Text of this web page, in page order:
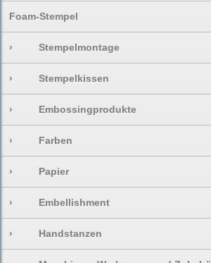
Foam-Stempel
› Stempelmontage
› Stempelkissen
› Embossingprodukte
› Farben
› Papier
› Embellishment
› Handstanzen